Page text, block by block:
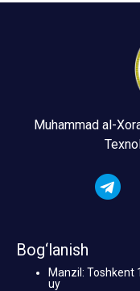
Muhammad al-
Bog‘lanish
Manzil: Toshkent
uy